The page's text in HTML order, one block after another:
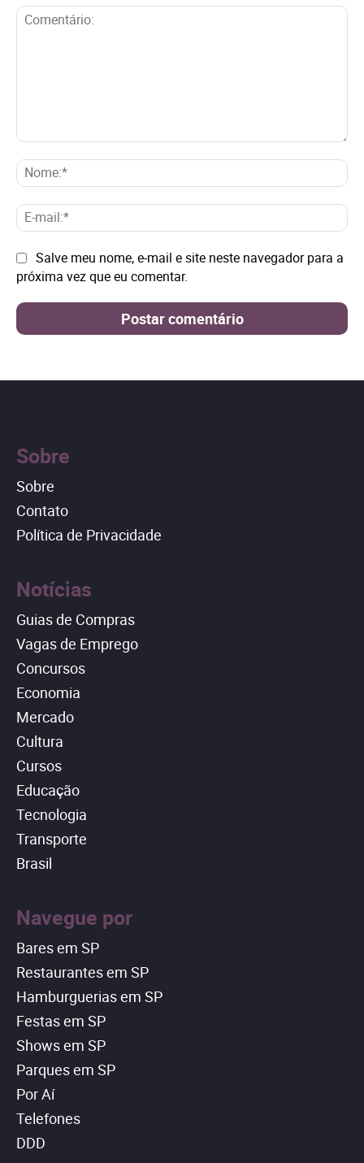
E-
Site: Salve meu nome, e-mail e site neste navegador para a
próxima vez que eu comentar.
Sobre
Sobre
Contato
Política de Privacidade
Notícias
Guias de Compras
Vagas de Emprego
Concursos
Economia
Mercado
Cultura
Cursos
Educação
Tecnologia
Transporte
Brasil
Navegue por
Bares em SP
Restaurantes em SP
Hamburguerias em SP
Festas em SP
Shows em SP
Parques em SP
Por Aí
Telefones
DDD